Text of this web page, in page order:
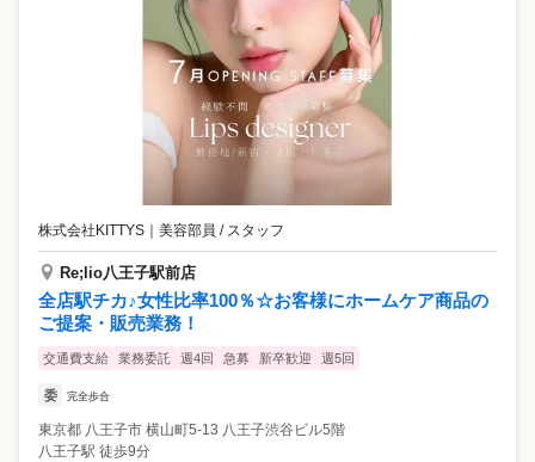
株式会社KITTYS 美容部員 / スタッフ
Re;lio八王子駅前店
全店駅チカ♪女性比率100％☆お客様にホームケア商品の
ご提案・販売業務！
交通費支給 業務委託 週4回 急募 新卒歓迎 週5回
委 完全歩合
東京都 八王子市 横山町5-13 八王子渋谷ビル5階
八王子駅 徒歩9分